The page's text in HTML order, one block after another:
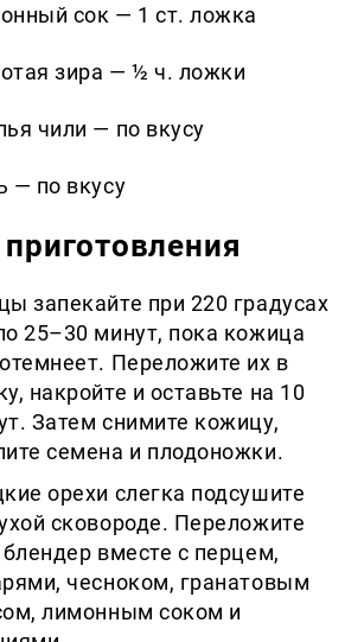
сок — 1 ст. ложка
зира — ½ ч. ложки
чили — по вкусу
— по вкусу
запекайте при 220 градусах
25–30 минут, пока кожица
Переложите их в
накройте и оставьте на 10
Затем снимите кожицу,
семена и плодоножки.
орехи слегка подсушите
сковороде. Переложите
блендер вместе с перцем,
чесноком, гранатовым
лимонным соком и